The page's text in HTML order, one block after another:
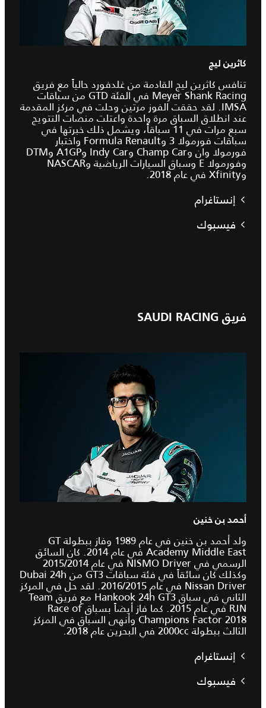
كاثرين ليج
تنافس كاثرين ليج القادمة من غلدفورد حالياً مع فريق
Meyer Shank Racing في الفئة GTD من سباقات
IMSA. لقد حققت الفوز مرتين وحلت في مركز المقدمة
عند انطلاق السباق مرة واحدة واعتلت منصات التتويج
سبع مرات في 11 سباقاً، ويشمل ذلك خبرتها في
سباقات فورمولا 3 وFormula Renault واختبار
فورمولا وان وChamp Car وIndy Car وA1GP وDTM
وفورمولا E وسباق السيارات الرياضية وNASCAR
وXfinity في عام 2018.
إنستاغرام
فيسبوك
فريق SAUDI RACING
أحمد بن خنين
ولد أحمد بن خنين في عام 1989 وفاز ببطولة GT
Academy Middle East في عام 2014. كان السائق
الرسمي في NISMO Driver في عام 2014‏/2015
وكذلك كان سائقاً في فئة سباقات GT3 من Dubai 24h
Nissan Driver في عام 2015‏/2016. لقد حل في المركز
الثاني في سباق Hankook 24h GT3 مع فريق Team
RJN في عام 2015. كما فاز أيضاً بسباق Race of
Champions Factor 2018 وأنهى السباق في المركز
الثالث ببطولة ‎2000cc في البحرين عام 2018.
إنستاغرام
فيسبوك